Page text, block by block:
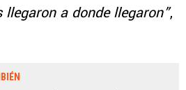
a donde llegaron”,